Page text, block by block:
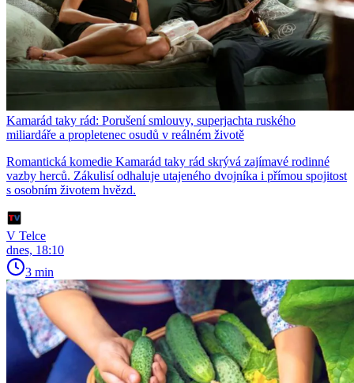
Kamarád taky rád: Porušení smlouvy, superjachta ruského
miliardáře a propletenec osudů v reálném životě
Romantická komedie Kamarád taky rád skrývá zajímavé rodinné
vazby herců. Zákulisí odhaluje utajeného dvojníka i přímou spojitost
s osobním životem hvězd.
V Telce
dnes, 18:10
3 min